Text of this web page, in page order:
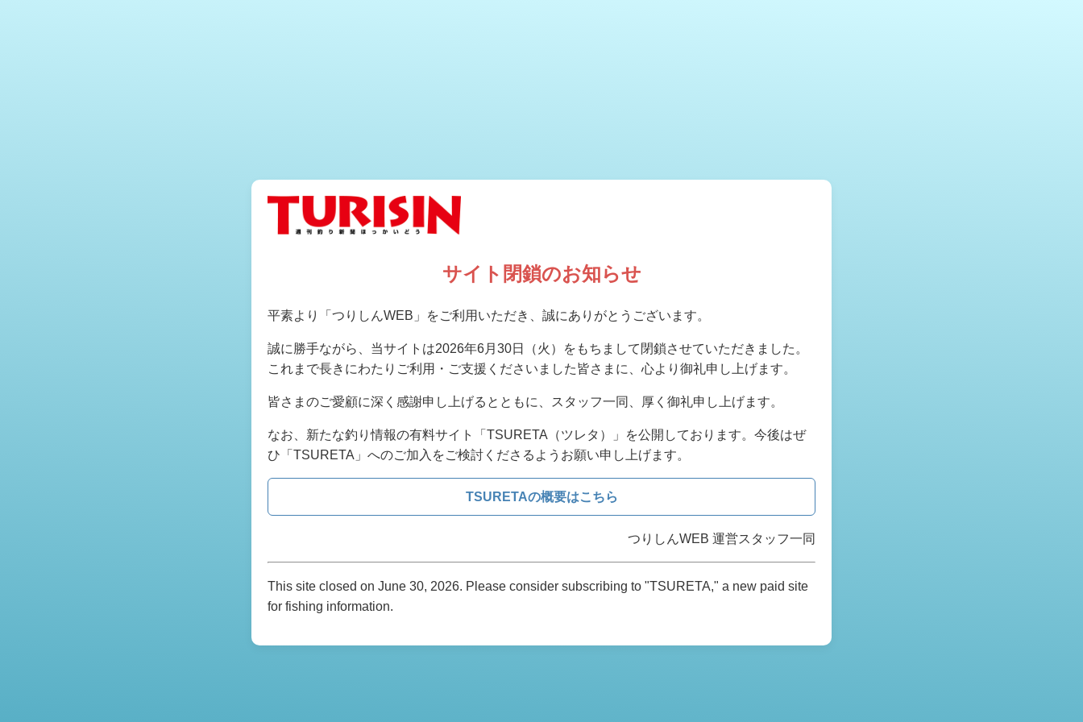
サイト閉鎖のお知らせ
平素より「つりしんWEB」をご利用いただき、誠にありがとうございます。
誠に勝手ながら、当サイトは2026年6月30日（火）をもちまして閉鎖させていただきました。
これまで長きにわたりご利用・ご支援くださいました皆さまに、心より御礼申し上げます。
皆さまのご愛顧に深く感謝申し上げるとともに、スタッフ一同、厚く御礼申し上げます。
なお、新たな釣り情報の有料サイト「TSURETA（ツレタ）」を公開しております。今後はぜ
ひ「TSURETA」へのご加入をご検討くださるようお願い申し上げます。
TSURETAの概要はこちら
つりしんWEB 運営スタッフ一同
This site closed on June 30, 2026. Please consider subscribing to "TSURETA," a new paid site
for fishing information.